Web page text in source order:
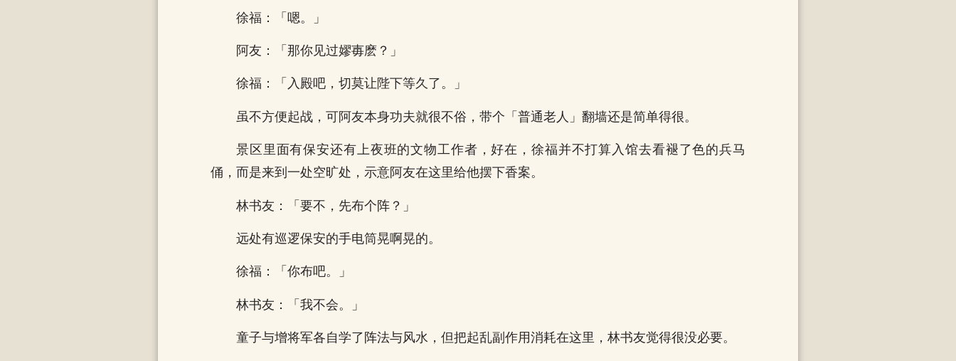
徐福：「嗯。」
阿友：「那你见过嫪毐麽？」
徐福：「入殿吧，切莫让陛下等久了。」
虽不方便起战，可阿友本身功夫就很不俗，带个「普通老人」翻墙还是简单得很。
景区里面有保安还有上夜班的文物工作者，好在，徐福并不打算入馆去看褪了色的兵马
俑，而是来到一处空旷处，示意阿友在这里给他摆下香案。
林书友：「要不，先布个阵？」
远处有巡逻保安的手电筒晃啊晃的。
徐福：「你布吧。」
林书友：「我不会。」
童子与增将军各自学了阵法与风水，但把起乱副作用消耗在这里，林书友觉得很没必要。